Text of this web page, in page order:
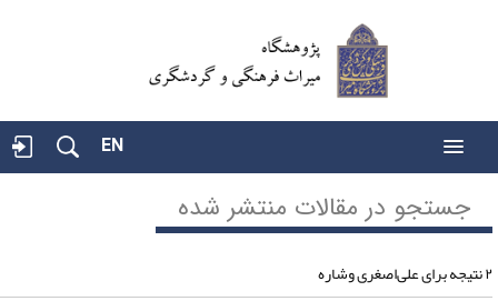
EN
جستجو در مقالات منتشر شده